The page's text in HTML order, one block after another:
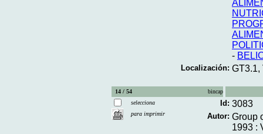
-
Localización: GT3.1,
14 / 54
bincap
selecciona
para imprimir
Id: 3083
Autor: Group
1993 :